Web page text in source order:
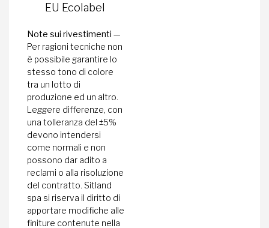
EU Ecolabel
Note sui rivestimenti —
Per ragioni tecniche non
è possibile garantire lo
stesso tono di colore
tra un lotto di
produzione ed un altro.
Leggere differenze, con
una tolleranza del ±5%
devono intendersi
come normali e non
possono dar adito a
reclami o alla risoluzione
del contratto. Sitland
spa si riserva il diritto di
apportare modifiche alle
finiture contenute nella